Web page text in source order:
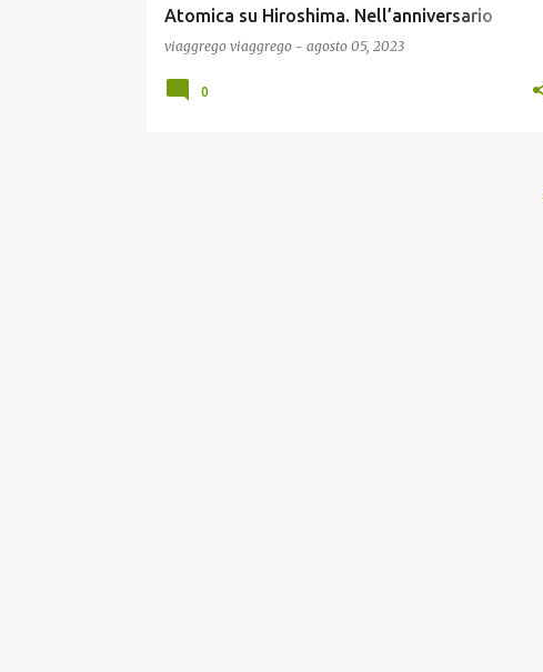
Atomica su Hiroshima. Nell’anniversario
dell’Infame Strage emerge che ben 7 generali
arrendersi senza che fosse necessario
viaggrego viaggrego - agosto 05, 2023
0